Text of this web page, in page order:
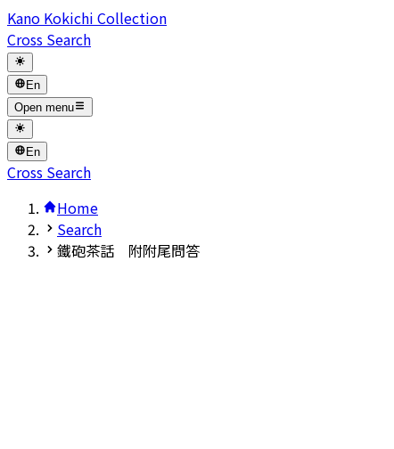
Kano Kokichi Collection
Cross Search
En
Open menu
En
Cross Search
Home
Search
鐵砲茶話 附附尾問答